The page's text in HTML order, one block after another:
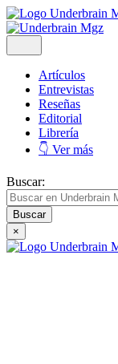
Artículos
Entrevistas
Reseñas
Editorial
Librería
👇 Ver más
Buscar:
×